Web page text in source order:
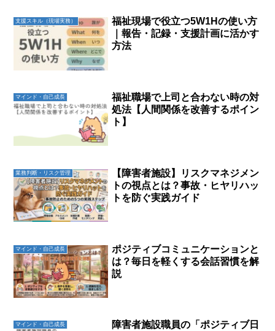
支援スキル（現場実務）
福祉現場で役立つ5W1Hの使い方
｜報告・記録・支援計画に活かす
方法
マインド・自己成長
福祉職場で上司と合わない時の対
処法【人間関係を改善するポイン
ト】
業務判断・リスク管理
【障害者施設】リスクマネジメン
トの視点とは？事故・ヒヤリハッ
トを防ぐ実践ガイド
マインド・自己成長
ポジティブコミュニケーションと
は？毎日を軽くする会話習慣を解
説
マインド・自己成長
障害者施設職員の「ポジティブ日